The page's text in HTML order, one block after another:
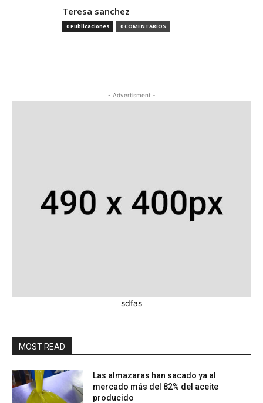
Teresa sanchez
0 Publicaciones 0 COMENTARIOS
- Advertisment -
sdfas
MOST READ
Las almazaras han sacado ya al
mercado más del 82% del aceite
producido